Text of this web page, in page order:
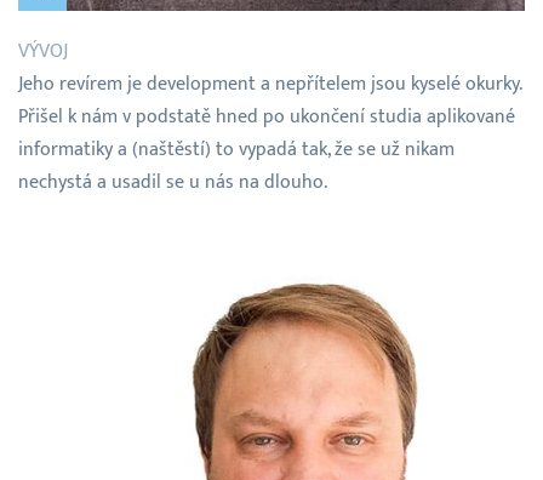
VÝVOJ
Jeho revírem je development a nepřítelem jsou kyselé okurky.
Přišel k nám v podstatě hned po ukončení studia aplikované
informatiky a (naštěstí) to vypadá tak, že se už nikam
nechystá a usadil se u nás na dlouho.